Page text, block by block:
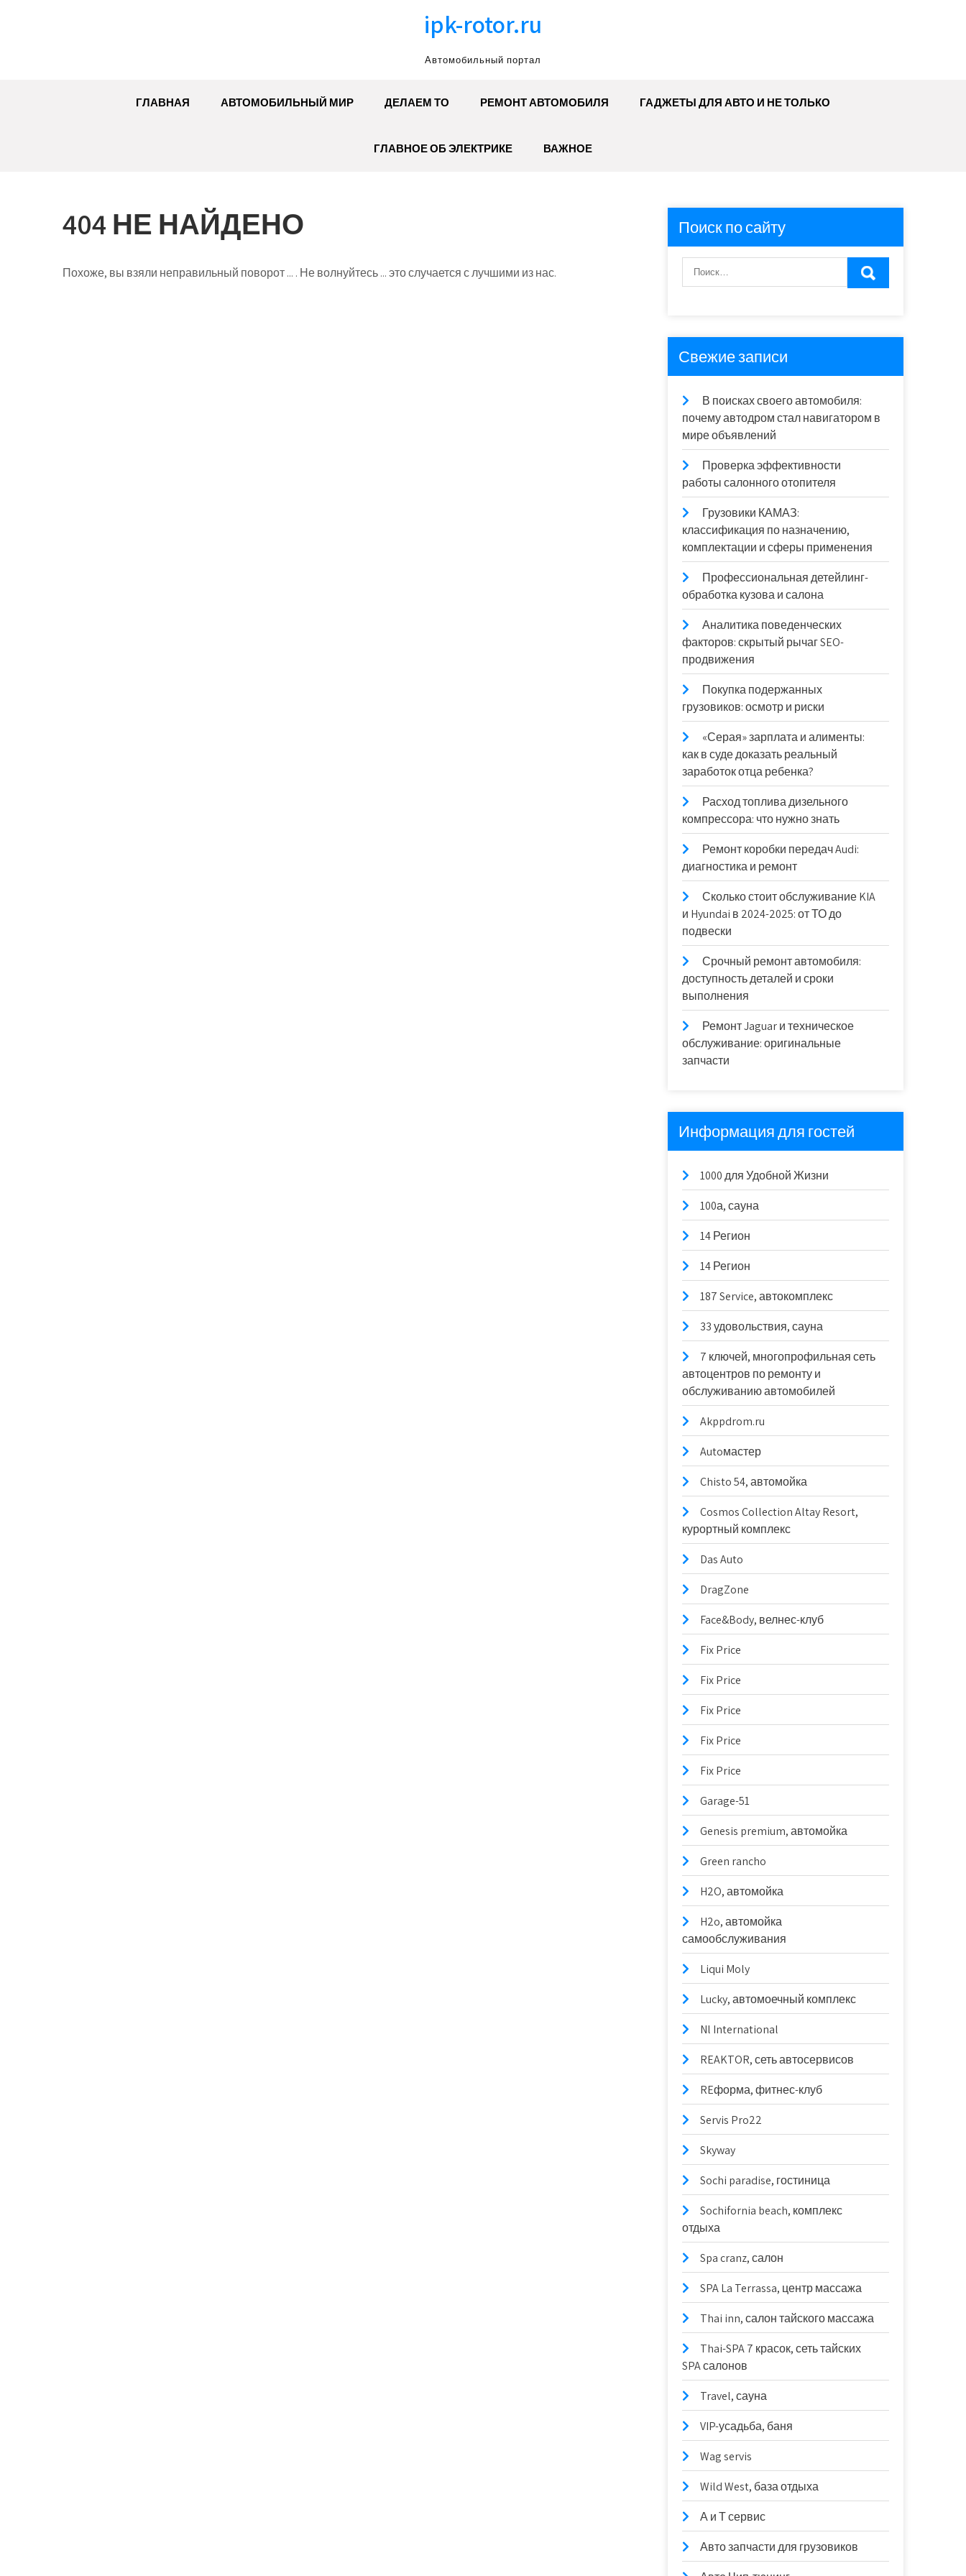
ipk-rotor.ru
Автомобильный портал
ГЛАВНАЯ АВТОМОБИЛЬНЫЙ МИР ДЕЛАЕМ ТО РЕМОНТ АВТОМОБИЛЯ ГАДЖЕТЫ ДЛЯ АВТО И НЕ ТОЛЬКО
ГЛАВНОЕ ОБ ЭЛЕКТРИКЕ ВАЖНОЕ
404 НЕ НАЙДЕНО
Похоже, вы взяли неправильный поворот ... . Не волнуйтесь ... это случается с лучшими из нас.
Поиск по сайту
Свежие записи
В поисках своего автомобиля:
почему автодром стал навигатором в
мире объявлений
Проверка эффективности
работы салонного отопителя
Грузовики КАМАЗ:
классификация по назначению,
комплектации и сферы применения
Профессиональная детейлинг-
обработка кузова и салона
Аналитика поведенческих
факторов: скрытый рычаг SEO-
продвижения
Покупка подержанных
грузовиков: осмотр и риски
«Серая» зарплата и алименты:
как в суде доказать реальный
заработок отца ребенка?
Расход топлива дизельного
компрессора: что нужно знать
Ремонт коробки передач Audi:
диагностика и ремонт
Сколько стоит обслуживание KIA
и Hyundai в 2024-2025: от ТО до
подвески
Срочный ремонт автомобиля:
доступность деталей и сроки
выполнения
Ремонт Jaguar и техническое
обслуживание: оригинальные
запчасти
Информация для гостей
1000 для Удобной Жизни
100а, сауна
14 Регион
14 Регион
187 Service, автокомплекс
33 удовольствия, сауна
7 ключей, многопрофильная сеть
автоцентров по ремонту и
обслуживанию автомобилей
Akppdrom.ru
Autoмастер
Chisto 54, автомойка
Cosmos Collection Altay Resort,
курортный комплекс
Das Auto
DragZone
Face&Body, велнес-клуб
Fix Price
Fix Price
Fix Price
Fix Price
Fix Price
Garage-51
Genesis premium, автомойка
Green rancho
H2O, автомойка
H2o, автомойка
самообслуживания
Liqui Moly
Lucky, автомоечный комплекс
Nl International
REAKTOR, сеть автосервисов
REформа, фитнес-клуб
Servis Pro22
Skyway
Sochi paradise, гостиница
Sochifornia beach, комплекс
отдыха
Spa cranz, салон
SPA La Terrassa, центр массажа
Thai inn, салон тайского массажа
Thai-SPA 7 красок, сеть тайских
SPA салонов
Travel, сауна
VIP-усадьба, баня
Wag servis
Wild West, база отдыха
А и Т сервис
Авто запчасти для грузовиков